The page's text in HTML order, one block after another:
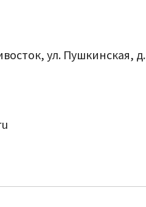
ул. Пушкинская,